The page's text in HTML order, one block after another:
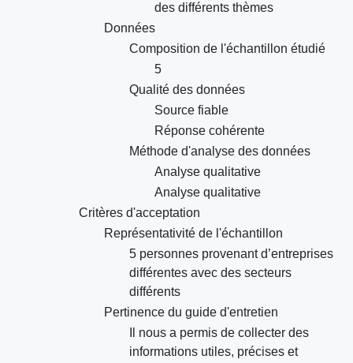
des différents thèmes
Données
Composition de l'échantillon étudié
5
Qualité des données
Source fiable
Réponse cohérente
Méthode d'analyse des données
Analyse qualitative
Analyse qualitative
Critères d'acceptation
Représentativité de l'échantillon
5 personnes provenant d’entreprises
différentes avec des secteurs
différents
Pertinence du guide d'entretien
Il nous a permis de collecter des
informations utiles, précises et